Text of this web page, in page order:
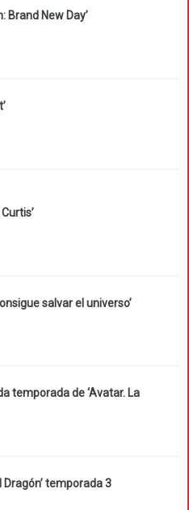
Brand New Day’
salvar el universo’
temporada de ‘Avatar. La
Dragón’ temporada 3